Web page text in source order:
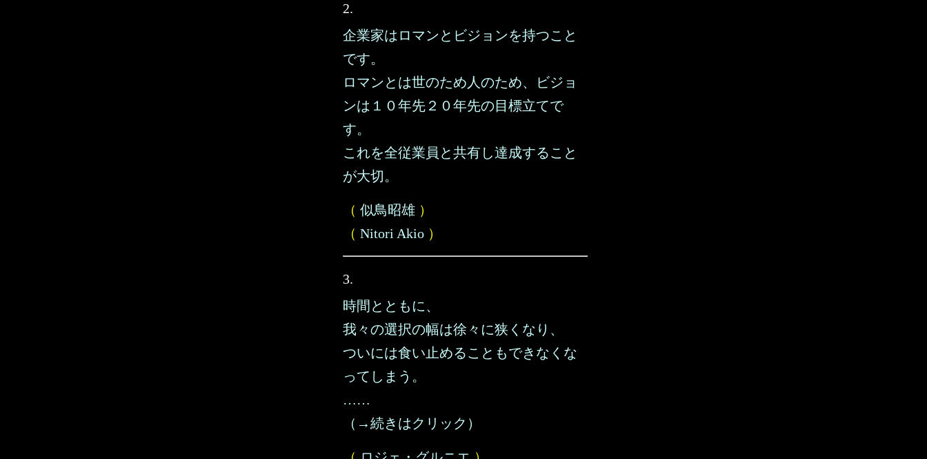
2.
企業家はロマンとビジョンを持つこと
です。
ロマンとは世のため人のため、ビジョ
ンは１０年先２０年先の目標立てで
す。
これを全従業員と共有し達成すること
が大切。
（ 似鳥昭雄 ）
（ Nitori Akio ）
3.
時間とともに、
我々の選択の幅は徐々に狭くなり、
ついには食い止めることもできなくな
ってしまう。
……
（→続きはクリック）